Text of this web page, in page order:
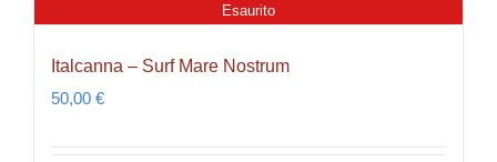
Esaurito
Italcanna – Surf Mare Nostrum
50,00 €